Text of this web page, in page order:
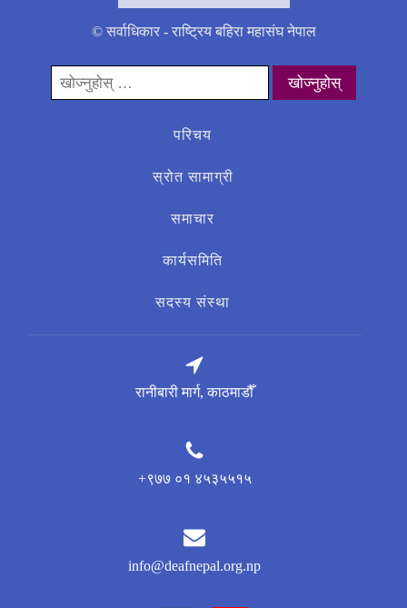
© सर्वाधिकार - राष्ट्रिय बहिरा महासंघ नेपाल
यसको
लागी
परिचय
स्रोत सामाग्री
समाचार
कार्यसमिति
सदस्य संस्था
रानीबारी मार्ग, काठमाडौँ
+९७७ ०१ ४५३५५१५
info@deafnepal.org.np